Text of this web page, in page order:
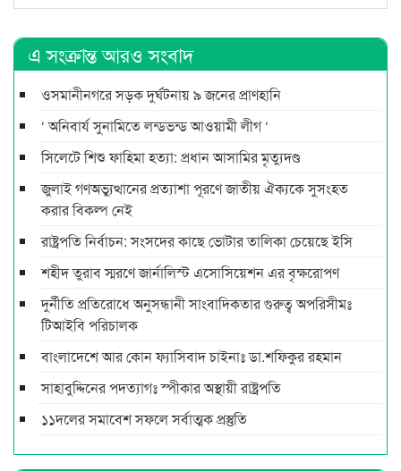
এ সংক্রান্ত আরও সংবাদ
ওসমানীনগরে সড়ক দুর্ঘটনায় ৯ জনের প্রাণহানি
‘ অনিবার্য সুনামিতে লন্ডভন্ড আওয়ামী লীগ ‘
সিলেটে শিশু ফাহিমা হত্যা: প্রধান আসামির মৃত্যুদণ্ড
জুলাই গণঅভ্যুত্থানের প্রত্যাশা পূরণে জাতীয় ঐক্যকে সুসংহত
করার বিকল্প নেই
রাষ্ট্রপতি নির্বাচন: সংসদের কাছে ভোটার তালিকা চেয়েছে ইসি
শহীদ তুরাব স্মরণে জার্নালিস্ট এসোসিয়েশন এর বৃক্ষরোপণ
দুর্নীতি প্রতিরোধে অনুসন্ধানী সাংবাদিকতার গুরুত্ব অপরিসীমঃ
টিআইবি পরিচালক
বাংলাদেশে আর কোন ফ্যাসিবাদ চাইনাঃ ডা.শফিকুর রহমান
সাহাবুদ্দিনের পদত্যাগঃ স্পীকার অস্থায়ী রাষ্ট্রপতি
১১দলের সমাবেশ সফলে সর্বাত্মক প্রস্তুতি